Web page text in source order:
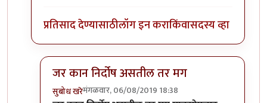
प्रतिसाद देण्यासाठीलॉग इन कराकिंवासदस्य व्हा
जर कान निर्दोष असतील तर मग
सुबोध खरेमंगळवार, 06/08/2019 18:38